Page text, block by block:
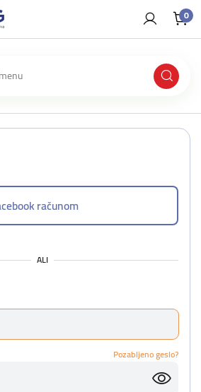
0
računom
ALI
Pozabljeno geslo?